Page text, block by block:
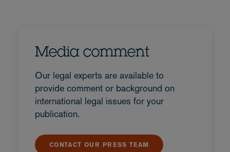
Media comment
Our legal experts are available to
provide comment or background on
international legal issues for your
publication.
CONTACT OUR PRESS TEAM